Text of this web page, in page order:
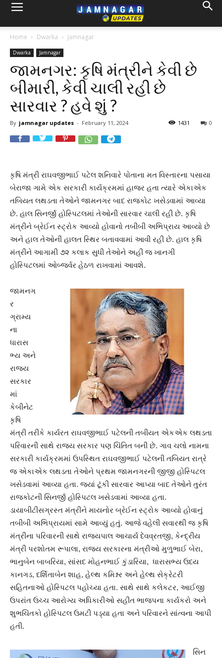
Home Dwarka Jamnagar
Dwarka Jamnagar
જામનગર: કૃષિ મંત્રીને કેવી છે
બીમારી, કેવી ચાલી રહી છે
સારવાર ? હવે શું ?
By jamnagar updates - February 11, 2024 0
1431
કૃષિ મંત્રી રાઘવજીભાઈ પટેલ શનિવારે પોતાના મત વિસ્તારના પસાયા
બેરાજા ગામે એક સરકારી કાર્યક્રમમાં હાજર હતા ત્યારે એકાએક
તબિયત લથડતા તેઓને જામનગર બાદ રાજકોટ ખસેડવામાં આવ્યા
છે. હાલ સિનર્જી હોસ્પિટલમાં તેઓની સારવાર ચાલી રહી છે. કૃષિ
મંત્રીને બ્રેઈન સ્ટ્રોક આવ્યો હોવાનો તબીબી અભિપ્રાય આવ્યો છે
અને હાલ તેઓની હાલત સ્થિર બતાવવામાં આવી રહી છે. હાલ કૃષિ
મંત્રીને આગામી ૭૨ કલાક સુધી તેઓને અહી જ ખાનગી
હોસ્પિટલમાં ઓબ્જર્વર હેઠળ રાખવામાં આવશે.
જામનગ
ર
ગ્રામ્ય
ના
ધારાસ
ભ્ય અને
રાજ્ય
સરકાર
માં
કેબીનેટ
કૃષિ
મંત્રી તરીકે કાર્યરત રાઘવજીભાઈ પટેલની તબીયત એકએક લથડતા
પરિવારની સાથે રાજ્ય સરકાર પણ ચિંતિત બની છે. ગાવ ચલો નામના
સરકારી કાર્યક્રમમાં ઉપસ્થિત રાઘવજીભાઈ પટેલની તબિયત રાત્રે
જ એકાએક લથડતા તેઓને પ્રથમ જામનગરની જીજી હોસ્પિટલ
ખસેડવામાં આવ્યા હતા. જ્યાં ટૂંકી સારવાર આપ્યા બાદ તેઓને તુરંત
રાજકોટની સિનર્જી હોસ્પિટલ ખસેડવામાં આવ્યા હતા.
ડાયાબીટીસગ્રસ્ત મંત્રીને માયનોર બ્રેઈન સ્ટ્રોક આવ્યો હોવાનું
તબીબી અભિપ્રાયમાં સામે આવ્યું હતું. આજે વહેલી સવારથી જ કૃષિ
મંત્રીના પરિવારની સાથે રાજ્યપાલ આચાર્ય દેવવ્રતજી, કેન્દ્રીય
મંત્રી પરશોતમ રૂપાલા, રાજ્ય સરકારના મંત્રીઓ મુળુભાઈ બેરા,
ભાનુબેન બાબરિયા, સાંસદ મોહનભાઈ કુંડારિયા, ધારાસભ્ય ઉદય
કાનગડ, દર્શિતાબેન શાહ, હેલ્થ કમિશ્નર અને હેલ્થ સેક્રેટરી
સહિતનાઓ હોસ્પિટલ પહોચ્યા હતા. સાથે સાથે કલેકટર, આઈજી
ઉપરાંત ઉચ્ચ આરોગ્ય અધિકારીઓ સહીત ભાજપના કાર્યકરો અને
શુભચિંતકો હોસ્પિટલ ઉમટી પડ્યા હતા અને પરિવારને સાંત્વના આપી
હતી.
સિન